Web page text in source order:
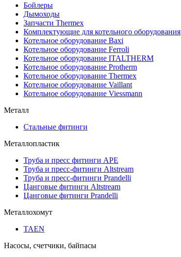
Бойлеры
Дымоходы
Запчасти Thermex
Комплектующие для котельного оборудования
Котельное оборудование Baxi
Котельное оборудование Ferroli
Котельное оборудование ITALTHERM
Котельное оборудование Protherm
Котельное оборудование Thermex
Котельное оборудование Vaillant
Котельное оборудование Viessmann
Металл
Стальные фитинги
Металлопластик
Труба и пресс фитинги APE
Труба и пресс-фитинги Altstream
Труба и пресс-фитинги Prandelli
Цанговые фитинги Altstream
Цанговые фитинги Prandelli
Металлохомут
TAEN
Насосы, счетчики, байпасы